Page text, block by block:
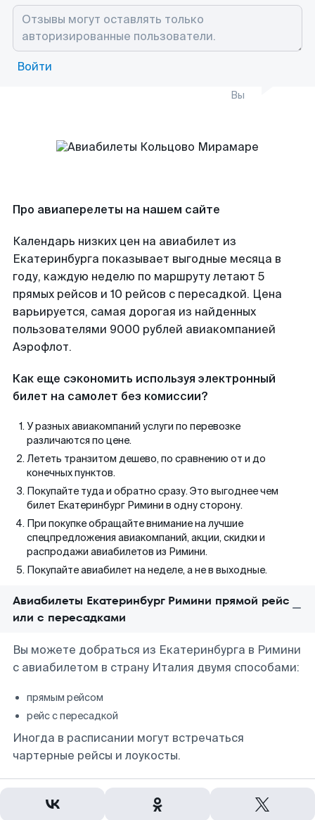
Войти
Вы
Про авиаперелеты на нашем сайте
Календарь низких цен на авиабилет из
Екатеринбурга показывает выгодные месяца в
году, каждую неделю по маршруту летают 5
прямых рейсов и 10 рейсов с пересадкой. Цена
варьируется, самая дорогая из найденных
пользователями 9000 рублей авиакомпанией
Аэрофлот.
Как еще сэкономить используя электронный
билет на самолет без комиссии?
У разных авиакомпаний услуги по перевозке
различаются по цене.
Лететь транзитом дешево, по сравнению от и до
конечных пунктов.
Покупайте туда и обратно сразу. Это выгоднее чем
билет Екатеринбург Римини в одну сторону.
При покупке обращайте внимание на лучшие
спецпредложения авиакомпаний, акции, скидки и
распродажи авиабилетов из Римини.
Покупайте авиабилет на неделе, а не в выходные.
Авиабилеты Екатеринбург Римини прямой рейс
или с пересадками
Вы можете добраться из Екатеринбурга в Римини
с авиабилетом в страну Италия двумя способами:
прямым рейсом
рейс с пересадкой
Иногда в расписании могут встречаться
чартерные рейсы и лоукосты.